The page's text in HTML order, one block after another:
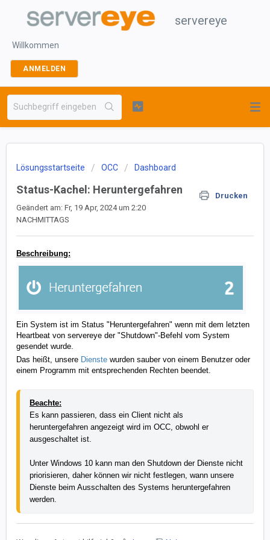
servereye
Willkommen
ANMELDEN
Lösungsstartseite OCC Dashboard
Status-Kachel: Heruntergefahren
Drucken
Geändert am: Fr, 19 Apr, 2024 um 2:20
NACHMITTAGS
Beschreibung:
Ein System ist im Status "Heruntergefahren" wenn mit dem letzten
Heartbeat von servereye der "Shutdown"-Befehl vom System
gesendet wurde.
Das heißt, unsere Dienste wurden sauber von einem Benutzer oder
einem Programm mit entsprechenden Rechten beendet.
Beachte:
Es kann passieren, dass ein Client nicht als
heruntergefahren angezeigt wird im OCC, obwohl er
ausgeschaltet ist.
Unter Windows 10 kann man den Shutdown der Dienste nicht
priorisieren, daher können wir nicht festlegen, wann unsere
Dienste beim Ausschalten des Systems heruntergefahren
werden.